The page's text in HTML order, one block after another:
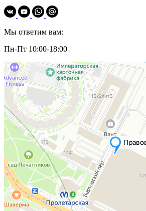
Мы ответим вам:
Пн-Пт 10:00-18:00